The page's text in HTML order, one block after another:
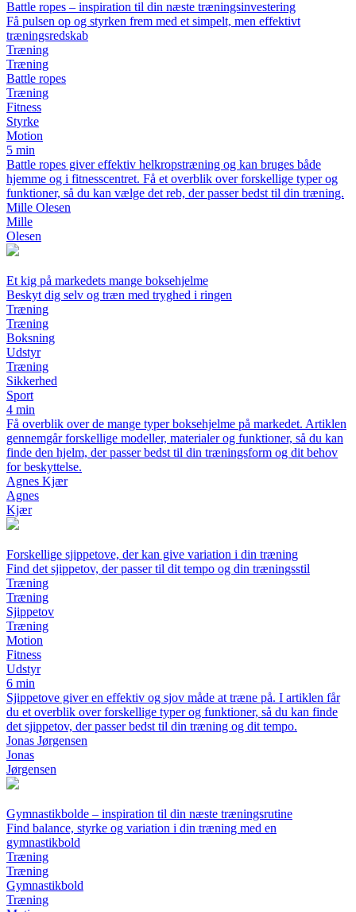
Battle ropes – inspiration til din næste træningsinvestering
Få pulsen op og styrken frem med et simpelt, men effektivt
træningsredskab
Træning
Træning
Battle ropes
Træning
Fitness
Styrke
Motion
5 min
Battle ropes giver effektiv helkropstræning og kan bruges både
hjemme og i fitnesscentret. Få et overblik over forskellige typer og
funktioner, så du kan vælge det reb, der passer bedst til din træning.
Mille Olesen
Mille
Olesen
Et kig på markedets mange boksehjelme
Beskyt dig selv og træn med tryghed i ringen
Træning
Træning
Boksning
Udstyr
Træning
Sikkerhed
Sport
4 min
Få overblik over de mange typer boksehjelme på markedet. Artiklen
gennemgår forskellige modeller, materialer og funktioner, så du kan
finde den hjelm, der passer bedst til din træningsform og dit behov
for beskyttelse.
Agnes Kjær
Agnes
Kjær
Forskellige sjippetove, der kan give variation i din træning
Find det sjippetov, der passer til dit tempo og din træningsstil
Træning
Træning
Sjippetov
Træning
Motion
Fitness
Udstyr
6 min
Sjippetove giver en effektiv og sjov måde at træne på. I artiklen får
du et overblik over forskellige typer og funktioner, så du kan finde
det sjippetov, der passer bedst til din træning og dit tempo.
Jonas Jørgensen
Jonas
Jørgensen
Gymnastikbolde – inspiration til din næste træningsrutine
Find balance, styrke og variation i din træning med en
gymnastikbold
Træning
Træning
Gymnastikbold
Træning